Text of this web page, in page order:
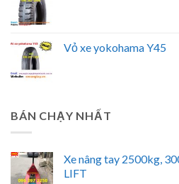
Vỏ xe yokohama Y45
BÁN CHẠY NHẤT
Xe nâng tay 2500kg,
LIFT